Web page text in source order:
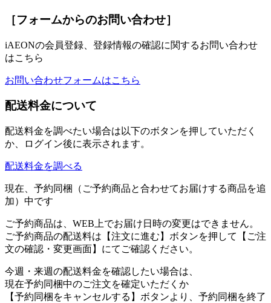
［フォームからのお問い合わせ］
iAEONの会員登録、登録情報の確認に関するお問い合わせ
はこちら
お問い合わせフォームはこちら
配送料金について
配送料金を調べたい場合は以下のボタンを押していただく
か、ログイン後に表示されます。
配送料金を調べる
現在、予約同梱（ご予約商品と合わせてお届けする商品を追
加）中です
ご予約商品は、WEB上でお届け日時の変更はできません。
ご予約商品の配送料は【注文に進む】ボタンを押して【ご注
文の確認・変更画面】にてご確認ください。
今週・来週の配送料金を確認したい場合は、
現在予約同梱中のご注文を確定いただくか
【予約同梱をキャンセルする】ボタンより、予約同梱を終了